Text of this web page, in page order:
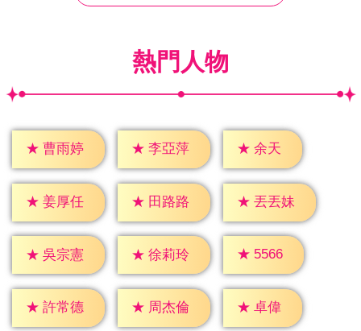
熱門人物
★ 曹雨婷 ★ 李亞萍 ★ 余天
★ 姜厚任 ★ 田路路 ★ 丟丟妹
★ 吳宗憲 ★ 徐莉玲 ★ 5566
★ 許常德 ★ 周杰倫 ★ 卓偉